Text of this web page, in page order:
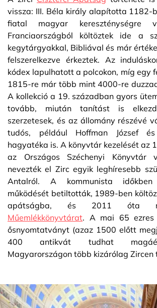
vissza: III. Béla király alapította 1182-
fiatal magyar kereszténységre
Franciaországból költöztek ide a
kegytárgyakkal, Bibliával és már
felszerelkezve érkeztek. Az
kódex lapulhatott a polcokon, míg egy
1815-re már több mint 4000-re
A kollekció a 19. században gyors
tovább, miután tanítást is
szerzetesek, és az állomány részévé
tudós, például Hoffman József
hagyatéka is. A könyvtár kezelését az
az Országos Széchenyi Könyvtár
nevezték el Zirc egyik leghíresebb
Antalról. A kommunista
működését betiltották, 1989-ben
apátságba, és 2011 óta
Műemlékkönyvtárat. A mai 65 ezres
ősnyomtatványt (azaz 1500 előtt
400 antikvát tudhat
Magyarországon több kizárólag Zircen